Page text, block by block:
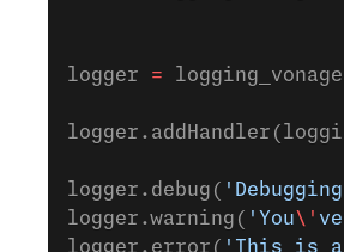
logger =
logger.debug(
logger.warning( 'You\'
logger.error( 'This is